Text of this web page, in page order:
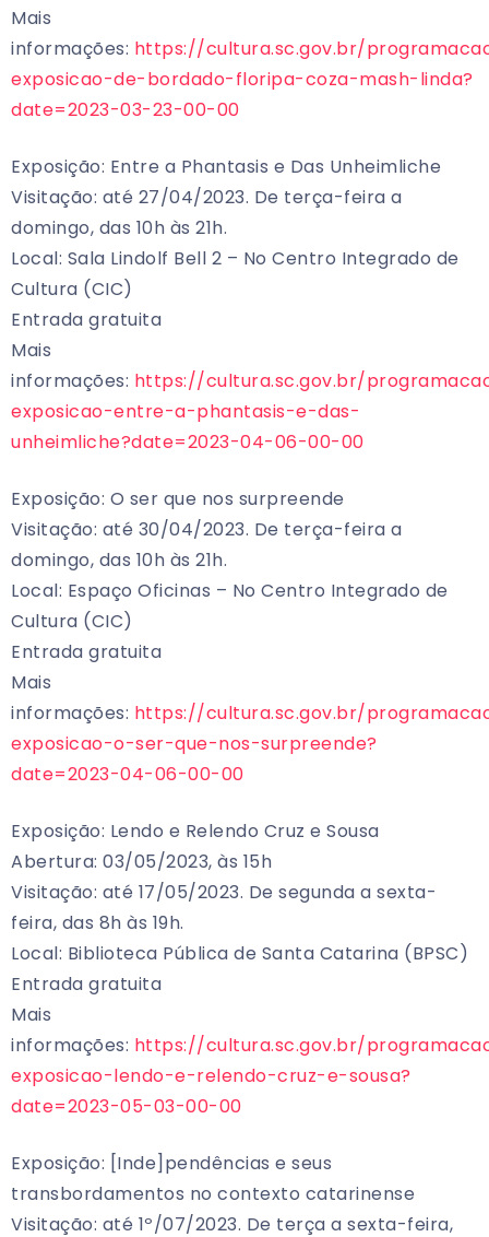
Mais
informações: https://cultura.sc.gov.br/
exposicao-de-bordado-floripa-coza-mash-linda?
date=2023-03-23-00-00
Exposição: Entre a Phantasis e Das Unheimliche
Visitação: até 27/04/2023. De terça-feira a
domingo, das 10h às 21h.
Local: Sala Lindolf Bell 2 – No Centro Integrado de
Cultura (CIC)
Entrada gratuita
Mais
informações: https://cultura.sc.gov.br/
exposicao-entre-a-phantasis-e-das-
unheimliche?date=2023-04-06-00-00
Exposição: O ser que nos surpreende
Visitação: até 30/04/2023. De terça-feira a
domingo, das 10h às 21h.
Local: Espaço Oficinas – No Centro Integrado de
Cultura (CIC)
Entrada gratuita
Mais
informações: https://cultura.sc.gov.br/
exposicao-o-ser-que-nos-surpreende?
date=2023-04-06-00-00
Exposição: Lendo e Relendo Cruz e Sousa
Abertura: 03/05/2023, às 15h
Visitação: até 17/05/2023. De segunda a sexta-
feira, das 8h às 19h.
Local: Biblioteca Pública de Santa Catarina (BPSC)
Entrada gratuita
Mais
informações: https://cultura.sc.gov.br/
exposicao-lendo-e-relendo-cruz-e-sousa?
date=2023-05-03-00-00
Exposição: [Inde]pendências e seus
transbordamentos no contexto catarinense
Visitação: até 1º/07/2023. De terça a sexta-feira,